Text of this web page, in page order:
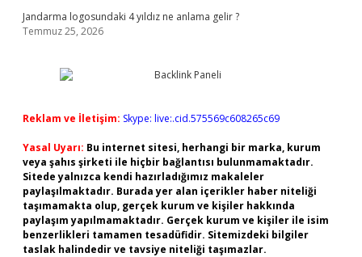
Jandarma logosundaki 4 yıldız ne anlama gelir ?
Temmuz 25, 2026
Reklam ve İletişim: Skype: live:.cid.575569c608265c69
Yasal Uyarı: Bu internet sitesi, herhangi bir marka, kurum
veya şahıs şirketi ile hiçbir bağlantısı bulunmamaktadır.
Sitede yalnızca kendi hazırladığımız makaleler
paylaşılmaktadır. Burada yer alan içerikler haber niteliği
taşımamakta olup, gerçek kurum ve kişiler hakkında
paylaşım yapılmamaktadır. Gerçek kurum ve kişiler ile isim
benzerlikleri tamamen tesadüfidir. Sitemizdeki bilgiler
taslak halindedir ve tavsiye niteliği taşımazlar.